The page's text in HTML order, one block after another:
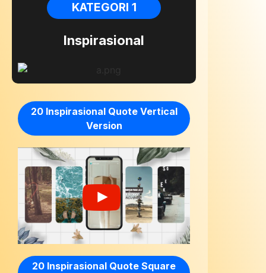
KATEGORI 1
Inspirasional
20 Inspirasional Quote Vertical
Version
20 Inspirasional Quote Square